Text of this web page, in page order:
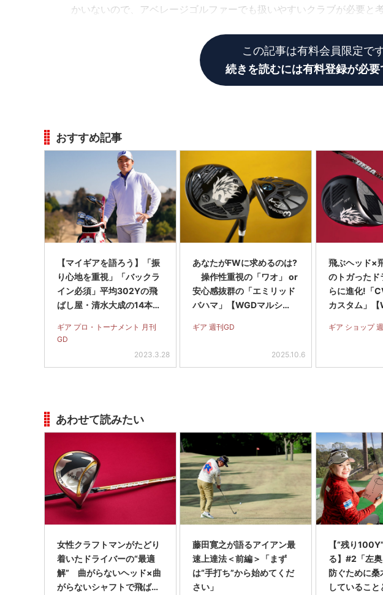
かいないので、アベレージゴルファーでも扱いやすいクラブが必要と
この記事は有料会員限定で
続きを読むには有料登録が必要
おすすめ記事
【マイギアを語ろう】「振
り心地を重視」「バックラ
イン必須」平均302Yの飛
ばし屋・清水大成の14本セ
ギア プロ・トーナメント 月刊
GD
2023.3.28
あなたがFWに求めるのは?
操作性重視の「ワオ」 or
安心感抜群の「エミリッド
バハマ」【WGDマルシ
ギア 週刊GD
2025.10.6
飛ぶヘッド×
のトガったド
らに進化!「
カスタム」
ギア ショップ
あわせて読みたい
女性クラフトマンがたどり
着いたドライバーの“最適
解” 曲がらないヘッド×曲
がらないシャフトで飛ばそ
藤田寛之が語るアイアン最
速上達法＜前編＞「まず
は“手打ち”から始めてくだ
さい」
【“残り
る】#2「左
防ぐために
していること